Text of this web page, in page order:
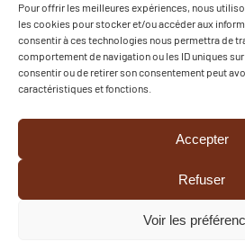
Pour offrir les meilleures expériences, nous
les cookies pour stocker et/ou accéder aux
consentir à ces technologies nous permettra de
comportement de navigation ou les ID uniques
consentir ou de retirer son consentement peut
caractéristiques et fonctions.
Accepter
Refuser
Voir les